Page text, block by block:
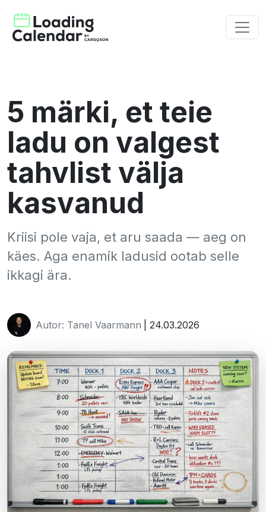
5 märki, et teie
ladu on valgest
tahvlist välja
kasvanud
Kriisi pole vaja, et aru saada — aeg on
käes. Aga enamik ladusid ootab selle
ikkagi ära.
Autor: Tanel Vaarmann | 24.03.2026